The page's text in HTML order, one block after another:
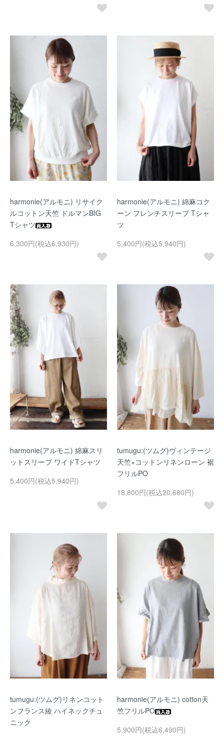
harmonie(アルモニ) リサイク
ルコットン天竺 ドルマンBIG
Tシャツ
6,300円(税込6,930円)
harmonie(アルモニ) 綿麻コク
ーン フレンチスリーブ Tシャ
ツ
5,400円(税込5,940円)
harmonie(アルモニ) 綿麻スリ
ットスリーブ ワイドTシャツ
5,400円(税込5,940円)
tumugu:(ツムグ)ヴィンテージ
天竺×コットンリネンローン 裾
フリルPO
18,800円(税込20,680円)
tumugu:(ツムグ)リネンコット
ンフランス綾 ハイネックチュ
ニック
harmonie(アルモニ) cotton天
竺フリルPO
5,900円(税込6,490円)